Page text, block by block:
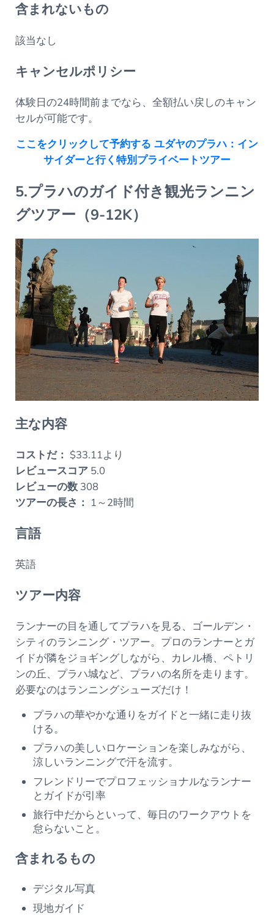
含まれないもの
該当なし
キャンセルポリシー
体験日の24時間前までなら、全額払い戻しのキャン
セルが可能です。
ここをクリックして予約する ユダヤのプラハ：イン
サイダーと行く特別プライベートツアー
5.プラハのガイド付き観光ランニン
グツアー（9-12K）
主な内容
コストだ： $33.11より
レビュースコア5.0
レビューの数308
ツアーの長さ： 1～2時間
言語
英語
ツアー内容
ランナーの目を通してプラハを見る、ゴールデン・
シティのランニング・ツアー。プロのランナーとガ
イドが隣をジョギングしながら、カレル橋、ペトリ
ンの丘、プラハ城など、プラハの名所を走ります。
必要なのはランニングシューズだけ！
プラハの華やかな通りをガイドと一緒に走り抜
ける。
プラハの美しいロケーションを楽しみながら、
涼しいランニングで汗を流す。
フレンドリーでプロフェッショナルなランナー
とガイドが引率
旅行中だからといって、毎日のワークアウトを
怠らないこと。
含まれるもの
デジタル写真
現地ガイド